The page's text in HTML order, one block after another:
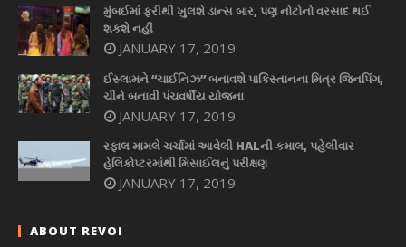
મુંબઈમાં ફરીથી ખુલશે ડાન્સ બાર, પણ નોટોનો વરસાદ થઈ
શકશે નહીં
JANUARY 17, 2019
ઈસ્લામને “ચાઈનિઝ” બનાવશે પાકિસ્તાનના મિત્ર જિનપિંગ,
ચીને બનાવી પંચવર્ષીય યોજના
JANUARY 17, 2019
રફાલ મામલે ચર્ચામાં આવેલી HALની કમાલ, પહેલીવાર
હેલિકોપ્ટરમાંથી મિસાઈલનું પરીક્ષણ
JANUARY 17, 2019
ABOUT REVOI